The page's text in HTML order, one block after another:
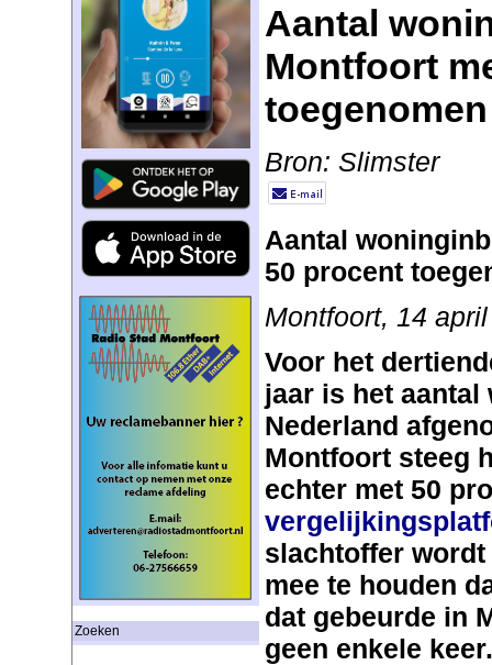
Zoeken
Aantal
Montfoort
toegenomen
Bron: Slimster
Aantal
50 procent
Montfoort, 14
Voor het
jaar is het
Nederland
Montfoort steeg
echter met 50
slachtoffer
mee te houden
dat gebeurde in
geen enkele keer.